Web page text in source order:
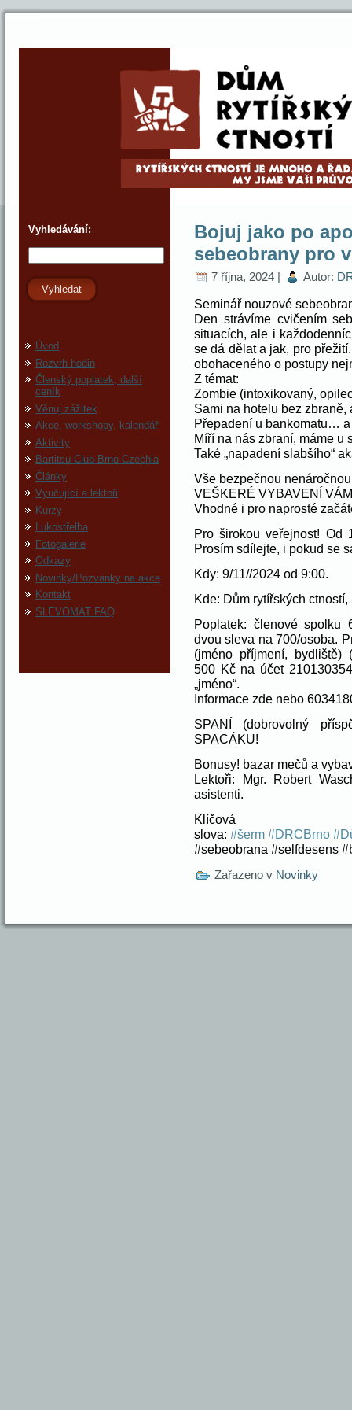
Vyhledávání:
Vyhledat
Úvod
Rozvrh hodin
Členský poplatek, další
ceník
Věnuj zážitek
Akce, workshopy, kalendář
Aktivity
Bartitsu Club Brno Czechia
Články
Vyučující a lektoři
Kurzy
Lukostřelba
Fotogalerie
Odkazy
Novinky/Pozvánky na akce
Kontakt
SLEVOMAT FAQ
Bojuj jako po
sebeobrany pro
7 října, 2024 | Autor:
Seminář nouzové
Den strávíme cvičením
situacích, ale i
se dá dělat a jak, pro
obohaceného o postupy
Z témat:
Zombie (intoxikovaný,
Sami na hotelu bez zbraně,
Přepadení u bankomatu…
Míří na nás zbraní, máme
Také „napadení slabšího“
Vše bezpečnou
VEŠKERÉ VYBAVENÍ
Vhodné i pro naprosté
Pro širokou veřejnost! Od
Prosím sdílejte, i pokud se
Kdy: 9/11//2024 od 9:00.
Kde: Dům rytířských
Poplatek: členové spolku
dvou sleva na 700/osoba.
(jméno příjmení, bydliště)
500 Kč na účet
„jméno“.
Informace zde nebo
SPANÍ (dobrovolný
SPACÁKU!
Bonusy! bazar mečů a
Lektoři: Mgr. Robert
asistenti.
Klíčová
slova: #šerm #DRCBrno
#sebeobrana #selfdesens
Zařazeno v Novinky